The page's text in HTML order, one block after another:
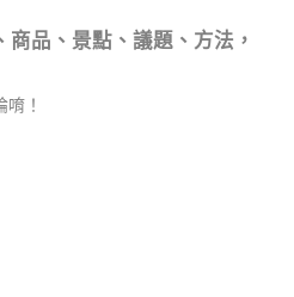
品、景點、議題、方法，
！